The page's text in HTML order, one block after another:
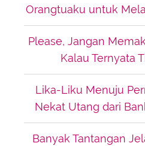
Orangtuaku untuk
Please, Jangan
Kalau Ternyata
Lika-Liku Menuju
Nekat Utang dari
Banyak Tantangan